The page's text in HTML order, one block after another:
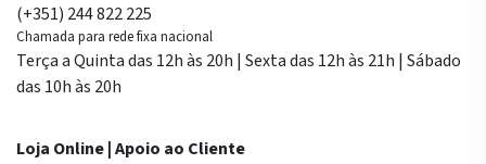
(+351) 244 822 225
Chamada para rede fixa nacional
Terça a Quinta das 12h às 20h | Sexta das 12h às 21h | Sábado
das 10h às 20h
Loja Online | Apoio ao Cliente